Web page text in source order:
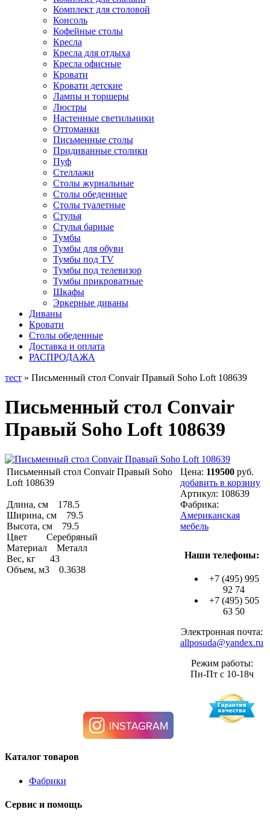
Комплект для столовой
Консоль
Кофейные столы
Кресла
Кресла для отдыха
Кресла офисные
Кровати
Кровати детские
Лампы и торшеры
Люстры
Настенные светильники
Оттоманки
Письменные столы
Придиванные столики
Пуф
Стеллажи
Столы журнальные
Столы обеденные
Столы туалетные
Стулья
Стулья барные
Тумбы
Тумбы для обуви
Тумбы под TV
Тумбы под телевизор
Тумбы прикроватные
Шкафы
Эркерные диваны
Диваны
Кровати
Столы обеденные
Доставка и оплата
РАСПРОДАЖА
тест » Письменный стол Convair Правый Soho Loft 108639
Письменный стол Convair
Правый Soho Loft 108639
Письменный стол Convair Правый Soho
Loft 108639
Длина, см 178.5
Ширина, см 79.5
Высота, см 79.5
Цвет Серебряный
Материал Металл
Вес, кг 43
Объем, м3 0.3638
Цена: 119500 руб.
добавить в корзину
Артикул: 108639
Фабрика:
Американская
мебель
Наши телефоны:
+7 (495) 995
92 74
+7 (495) 505
63 50
Электронная почта:
allposuda@yandex.ru
Режим работы:
Пн-Пт с 10-18ч
Каталог товаров
Фабрики
Сервис и помощь